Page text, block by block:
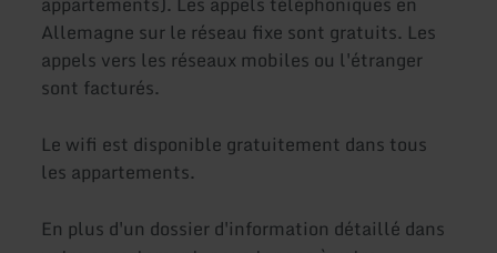
Allemagne sur le réseau fixe sont gratuits. Les
appels vers les réseaux mobiles ou l'étranger
sont facturés.
Le wifi est disponible gratuitement dans tous
les appartements.
En plus d'un dossier d'information détaillé dans